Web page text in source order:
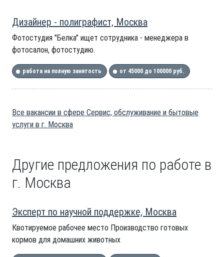
Дизайнер - полиграфист, Москва
Фотостудия "Белка" ищет сотрудника - менеджера в
фотосалон, фотостудию.
работа на полную занятость от 45000 до 100000 руб.
Все вакансии в сфере Сервис, обслуживание и бытовые
услуги в г. Москва
Другие предложения по работе в
г. Москва
Эксперт по научной поддержке, Москва
Квотируемое рабочее место Производство готовых
кормов для домашних животных